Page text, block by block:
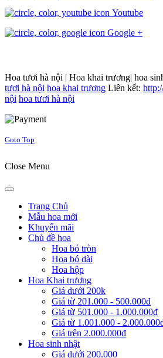
Youtube
Google +
Hoa tươi hà nội | Hoa khai trương| hoa
tươi hà nội hoa khai trương Liên kết:
nội hoa tươi hà nội
Goto Top
Close Menu
Trang Chủ
Mẫu hoa mới
Khuyến mãi
Chủ đề hoa
Hoa bó tròn
Hoa bó dài
Hoa hộp
Hoa Khai trương
Giá dưới 200k
Giá từ 201.000 - 500.000đ
Giá từ 501.000 - 1.000.000đ
Giá từ 1.001.000 -
Giá trên 2.000.000đ
Hoa sinh nhật
Giá dưới 200.000